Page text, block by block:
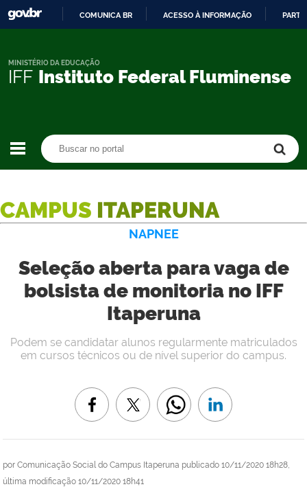
CONTEÚDO
COMUNICA BR ACESSO À INFORMAÇÃO
IFF Instituto Federal Fluminense
MINISTÉRIO DA EDUCAÇÃO
CAMPUS ITAPERUNA
NAPNEE
Seleção aberta para vaga de
bolsista de monitoria no IFF
Itaperuna
por Comunicação Social do Campus Itaperuna publicado 10/11/2020 18h28,
última modificação 10/11/2020 18h41
Podem se candidatar alunos regularmente matriculados
em cursos técnicos ou de nível superior do campus.